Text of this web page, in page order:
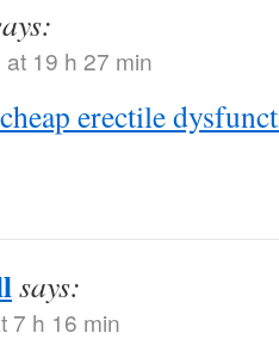
19 h 27 min
cheap erectile
says:
7 h 16 min